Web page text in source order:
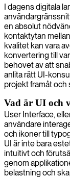
skapa moderna
driver affärstillväxt.
I dagens digitala
en absolut
kontaktytan
kvalitet kan vara
konvertering till
behovet av att
anlita rätt UI-
projekt framåt och
Vad är UI och
User Interface,
användare
och ikoner till
UI är inte bara
intuitivt och
genom
belastning och